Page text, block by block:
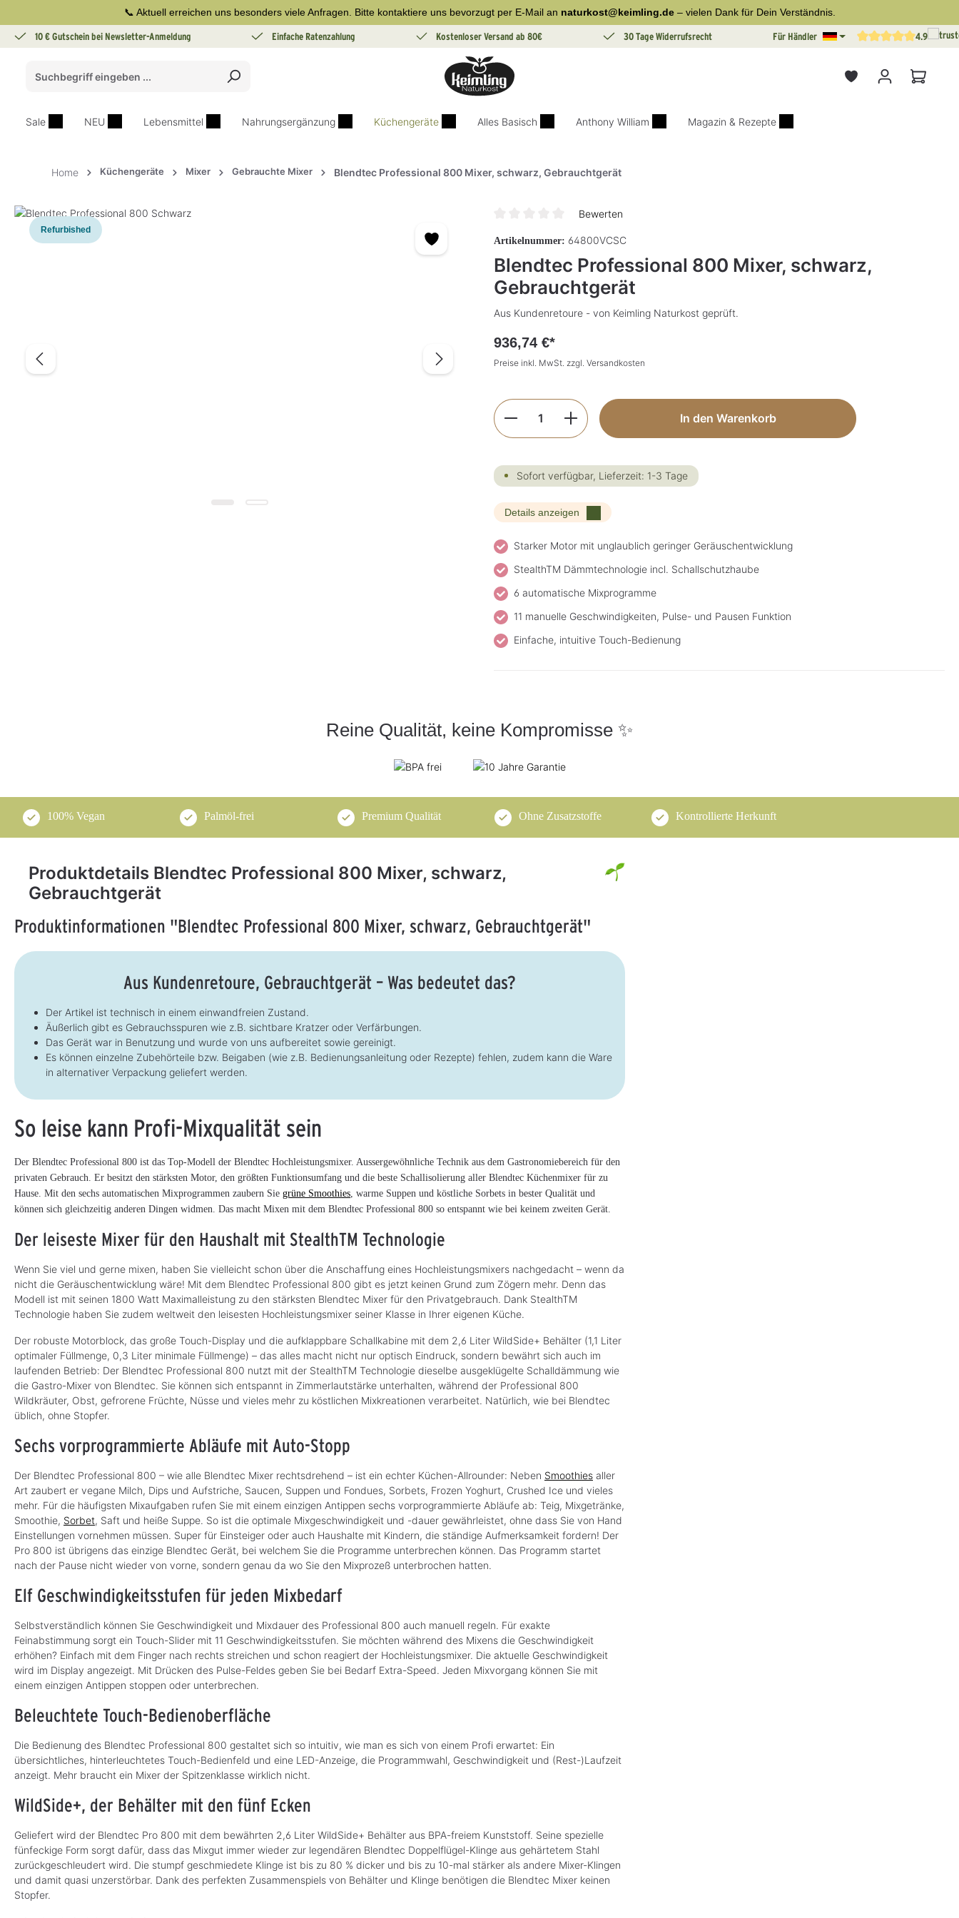
Zur Hauptnavigation springen📞 Aktuell erreichen uns besonders viele Anfragen. Bitte kontaktiere uns bevorzugt per E-Mail an naturkost@keimling.de– vielen Dank für Dein Verständnis.
10 € Gutschein bei Newsletter-Anmeldung Einfache Ratenzahlung Kostenloser Versand ab 80€ 30 Tage Widerrufsrecht Für Händler Durchschnittliche4.9
Sale NEU Lebensmittel Nahrungsergänzung Küchengeräte Alles Basisch Anthony William Magazin & Rezepte
Home Küchengeräte Mixer Gebrauchte Mixer Blendtec Professional 800 Mixer, schwarz, Gebrauchtgerät
Refurbished
Bildergalerie überspringen
Bewerten
Artikelnummer: 64800VCSC
Blendtec Professional 800 Mixer, schwarz,
Gebrauchtgerät
Aus Kundenretoure - von Keimling Naturkost geprüft.
936,74 €*
Preise inkl. MwSt. zzgl. Versandkosten
Produkt Anzahl: Gib den gewünschten Wert ein oder
In den Warenkorb
Sofort verfügbar, Lieferzeit: 1-3 Tage
Details anzeigen
Starker Motor mit unglaublich geringer Geräuschentwicklung
StealthTM Dämmtechnologie incl. Schallschutzhaube
6 automatische Mixprogramme
11 manuelle Geschwindigkeiten, Pulse- und Pausen Funktion
Einfache, intuitive Touch-Bedienung
Reine Qualität, keine Kompromisse ✨
100% Vegan Palmöl-frei Premium Qualität Ohne Zusatzstoffe Kontrollierte Herkunft
Produktdetails Blendtec Professional 800 Mixer, schwarz,
Gebrauchtgerät
Produktinformationen "Blendtec Professional 800 Mixer, schwarz, Gebrauchtgerät"
Aus Kundenretoure, Gebrauchtgerät – Was bedeutet das?
Der Artikel ist technisch in einem einwandfreien Zustand.
Äußerlich gibt es Gebrauchsspuren wie z.B. sichtbare Kratzer oder Verfärbungen.
Das Gerät war in Benutzung und wurde von uns aufbereitet sowie gereinigt.
Es können einzelne Zubehörteile bzw. Beigaben (wie z.B. Bedienungsanleitung oder Rezepte) fehlen, zudem kann die Ware
in alternativer Verpackung geliefert werden.
So leise kann Profi-Mixqualität sein
Der Blendtec Professional 800 ist das Top-Modell der Blendtec Hochleistungsmixer. Aussergewöhnliche Technik aus dem Gastronomiebereich für den
privaten Gebrauch. Er besitzt den stärksten Motor, den größten Funktionsumfang und die beste Schallisolierung aller Blendtec Küchenmixer für zu
Hause. Mit den sechs automatischen Mixprogrammen zaubern Sie grüne Smoothies , warme Suppen und köstliche Sorbets in bester Qualität und
können sich gleichzeitig anderen Dingen widmen. Das macht Mixen mit dem Blendtec Professional 800 so entspannt wie bei keinem zweiten Gerät.
Der leiseste Mixer für den Haushalt mit StealthTM Technologie
Wenn Sie viel und gerne mixen, haben Sie vielleicht schon über die Anschaffung eines Hochleistungsmixers nachgedacht – wenn da
nicht die Geräuschentwicklung wäre! Mit dem Blendtec Professional 800 gibt es jetzt keinen Grund zum Zögern mehr. Denn das
Modell ist mit seinen 1800 Watt Maximalleistung zu den stärksten Blendtec Mixer für den Privatgebrauch. Dank StealthTM
Technologie haben Sie zudem weltweit den leisesten Hochleistungsmixer seiner Klasse in Ihrer eigenen Küche.
Der robuste Motorblock, das große Touch-Display und die aufklappbare Schallkabine mit dem 2,6 Liter WildSide+ Behälter (1,1 Liter
optimaler Füllmenge, 0,3 Liter minimale Füllmenge) – das alles macht nicht nur optisch Eindruck, sondern bewährt sich auch im
laufenden Betrieb: Der Blendtec Professional 800 nutzt mit der StealthTM Technologie dieselbe ausgeklügelte Schalldämmung wie
die Gastro-Mixer von Blendtec. Sie können sich entspannt in Zimmerlautstärke unterhalten, während der Professional 800
Wildkräuter, Obst, gefrorene Früchte, Nüsse und vieles mehr zu köstlichen Mixkreationen verarbeitet. Natürlich, wie bei Blendtec
üblich, ohne Stopfer.
Sechs vorprogrammierte Abläufe mit Auto-Stopp
Der Blendtec Professional 800 – wie alle Blendtec Mixer rechtsdrehend – ist ein echter Küchen-Allrounder: Neben Smoothies aller
Art zaubert er vegane Milch, Dips und Aufstriche, Saucen, Suppen und Fondues, Sorbets, Frozen Yoghurt, Crushed Ice und vieles
mehr. Für die häufigsten Mixaufgaben rufen Sie mit einem einzigen Antippen sechs vorprogrammierte Abläufe ab: Teig, Mixgetränke,
Smoothie, Sorbet, Saft und heiße Suppe. So ist die optimale Mixgeschwindigkeit und -dauer gewährleistet, ohne dass Sie von Hand
Einstellungen vornehmen müssen. Super für Einsteiger oder auch Haushalte mit Kindern, die ständige Aufmerksamkeit fordern! Der
Pro 800 ist übrigens das einzige Blendtec Gerät, bei welchem Sie die Programme unterbrechen können. Das Programm startet
nach der Pause nicht wieder von vorne, sondern genau da wo Sie den Mixprozeß unterbrochen hatten.
Elf Geschwindigkeitsstufen für jeden Mixbedarf
Selbstverständlich können Sie Geschwindigkeit und Mixdauer des Professional 800 auch manuell regeln. Für exakte
Feinabstimmung sorgt ein Touch-Slider mit 11 Geschwindigkeitsstufen. Sie möchten während des Mixens die Geschwindigkeit
erhöhen? Einfach mit dem Finger nach rechts streichen und schon reagiert der Hochleistungsmixer. Die aktuelle Geschwindigkeit
wird im Display angezeigt. Mit Drücken des Pulse-Feldes geben Sie bei Bedarf Extra-Speed. Jeden Mixvorgang können Sie mit
einem einzigen Antippen stoppen oder unterbrechen.
Beleuchtete Touch-Bedienoberfläche
Die Bedienung des Blendtec Professional 800 gestaltet sich so intuitiv, wie man es sich von einem Profi erwartet: Ein
übersichtliches, hinterleuchtetes Touch-Bedienfeld und eine LED-Anzeige, die Programmwahl, Geschwindigkeit und (Rest-)Laufzeit
anzeigt. Mehr braucht ein Mixer der Spitzenklasse wirklich nicht.
WildSide+, der Behälter mit den fünf Ecken
Geliefert wird der Blendtec Pro 800 mit dem bewährten 2,6 Liter WildSide+ Behälter aus BPA-freiem Kunststoff. Seine spezielle
fünfeckige Form sorgt dafür, dass das Mixgut immer wieder zur legendären Blendtec Doppelflügel-Klinge aus gehärtetem Stahl
zurückgeschleudert wird. Die stumpf geschmiedete Klinge ist bis zu 80 % dicker und bis zu 10-mal stärker als andere Mixer-Klingen
und damit quasi unzerstörbar. Dank des perfekten Zusammenspiels von Behälter und Klinge benötigen die Blendtec Mixer keinen
Stopfer.